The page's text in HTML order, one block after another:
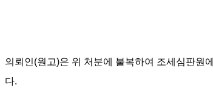
의뢰인(원고)은 위 처분에 불복하여 조세심판원에
다.